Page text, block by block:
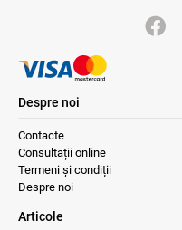
Despre noi
Contacte
Consultații online
Termeni și condiții
Despre noi
Articole